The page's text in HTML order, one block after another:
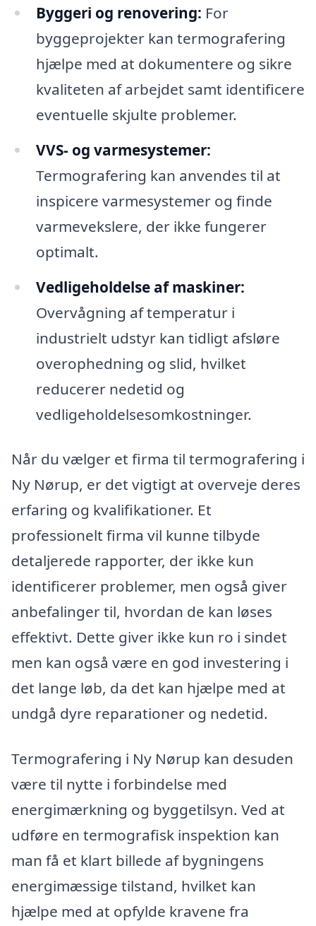
Byggeri og renovering: For
byggeprojekter kan termografering
hjælpe med at dokumentere og sikre
kvaliteten af arbejdet samt identificere
eventuelle skjulte problemer.
VVS- og varmesystemer:
Termografering kan anvendes til at
inspicere varmesystemer og finde
varmevekslere, der ikke fungerer
optimalt.
Vedligeholdelse af maskiner:
Overvågning af temperatur i
industrielt udstyr kan tidligt afsløre
overophedning og slid, hvilket
reducerer nedetid og
vedligeholdelsesomkostninger.
Når du vælger et firma til termografering i
Ny Nørup, er det vigtigt at overveje deres
erfaring og kvalifikationer. Et
professionelt firma vil kunne tilbyde
detaljerede rapporter, der ikke kun
identificerer problemer, men også giver
anbefalinger til, hvordan de kan løses
effektivt. Dette giver ikke kun ro i sindet
men kan også være en god investering i
det lange løb, da det kan hjælpe med at
undgå dyre reparationer og nedetid.
Termografering i Ny Nørup kan desuden
være til nytte i forbindelse med
energimærkning og byggetilsyn. Ved at
udføre en termografisk inspektion kan
man få et klart billede af bygningens
energimæssige tilstand, hvilket kan
hjælpe med at opfylde kravene fra